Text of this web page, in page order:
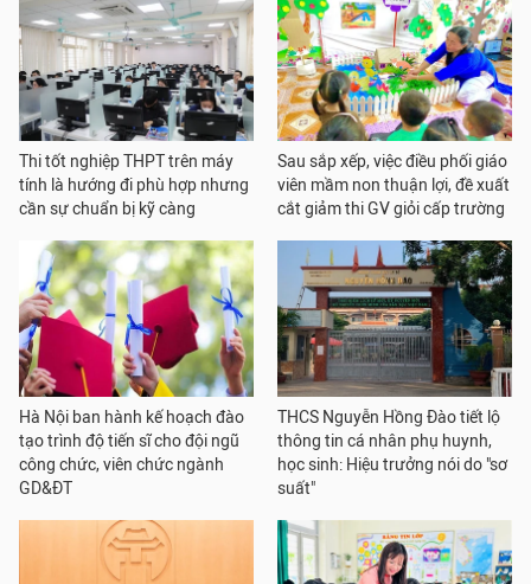
Thi tốt nghiệp THPT trên máy
tính là hướng đi phù hợp nhưng
cần sự chuẩn bị kỹ càng
Sau sắp xếp, việc điều phối giáo
viên mầm non thuận lợi, đề xuất
cắt giảm thi GV giỏi cấp trường
Hà Nội ban hành kế hoạch đào
tạo trình độ tiến sĩ cho đội ngũ
công chức, viên chức ngành
GD&ĐT
THCS Nguyễn Hồng Đào tiết lộ
thông tin cá nhân phụ huynh,
học sinh: Hiệu trưởng nói do "sơ
suất"